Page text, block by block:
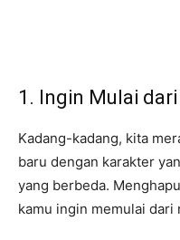
1. Ingin Mulai dari
Kadang-kadang, kita
baru dengan karakter
yang berbeda.
kamu ingin memulai dari